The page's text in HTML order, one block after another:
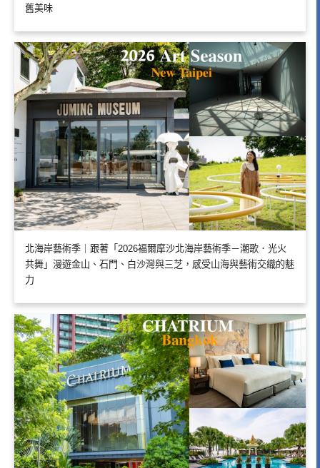
舊美味
北海岸藝術季｜跟著「2026福爾摩沙北海岸藝術季－潮歌．光火
共舞」漫遊金山、石門、白沙灣與三芝，感受山海與藝術交織的魅
力